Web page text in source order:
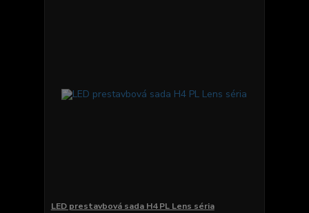
LED prestavbová sada H4 PL Lens séria